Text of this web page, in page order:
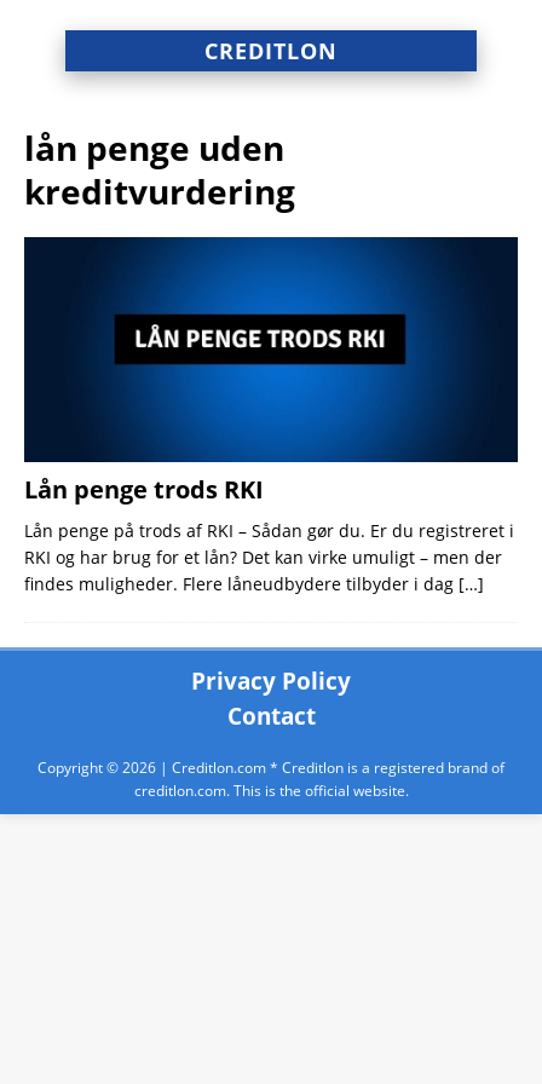
CREDITLON
lån penge uden
kreditvurdering
Lån penge trods RKI
Lån penge på trods af RKI – Sådan gør du. Er du registreret i
RKI og har brug for et lån? Det kan virke umuligt – men der
findes muligheder. Flere låneudbydere tilbyder i dag […]
Privacy Policy
Contact
Copyright © 2026 | Creditlon.com* Creditlon is a registered brand of
creditlon.com. This is the official website.